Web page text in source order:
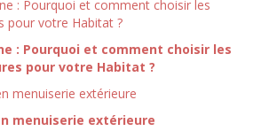
: Pourquoi et comment choisir les
pour votre Habitat ?
menuiserie extérieure